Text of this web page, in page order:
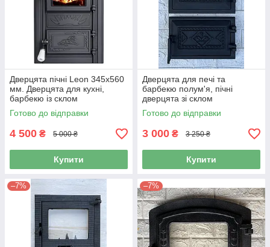
Дверцята пічні Leon 345х560
мм. Дверцята для кухні,
барбекю із склом
Готово до відправки
4 500 ₴ 5 000 ₴
Купити
Дверцята для печі та
барбекю полум'я, пічні
дверцята зі склом
Готово до відправки
3 000 ₴ 3 250 ₴
Купити
–7% –7%